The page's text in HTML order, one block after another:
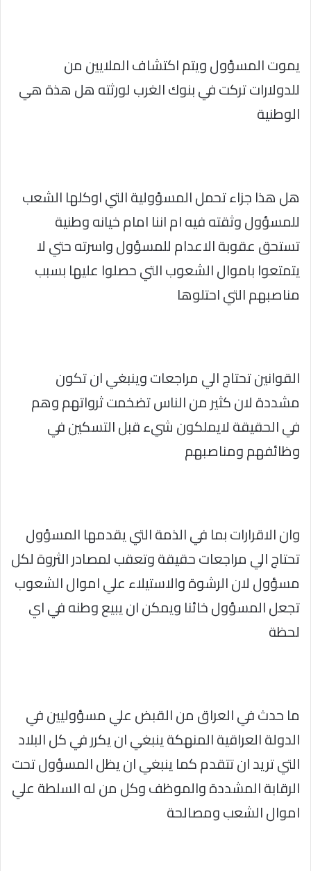
يموت المسؤول ويتم اكتشاف الملايين من
للدولارات تركت في بنوك الغرب لورثته هل هذة هي
الوطنية
هل هذا جزاء تحمل المسؤولية التي اوكلها الشعب
للمسؤول وثقته فيه ام اننا امام خيانه وطنية
تستحق عقوبة الاعدام للمسؤول واسرته حتي لا
يتمتعوا باموال الشعوب التي حصلوا عليها بسبب
مناصبهم التي احتلوها
القوانين تحتاج الي مراجعات وينبغي ان تكون
مشددة لان كثير من الناس تضخمت ثرواتهم وهم
في الحقيقة لايملكون شيء قبل التسكين في
وظائفهم ومناصبهم
وان الاقرارات بما في الذمة التي يقدمها المسؤول
تحتاج الي مراجعات حقيقة وتعقب لمصادر الثروة لكل
مسؤول لان الرشوة والاستيلاء علي اموال الشعوب
تجعل المسؤول خائنا ويمكن ان يبيع وطنه في اي
لحظة
ما حدث في العراق من القبض علي مسؤوليين في
الدولة العراقية المنهكة ينبغي ان يكرر في كل البلاد
التي تريد ان تتقدم كما ينبغي ان يظل المسؤول تحت
الرقابة المشددة والموظف وكل من له السلطة علي
اموال الشعب ومصالحة